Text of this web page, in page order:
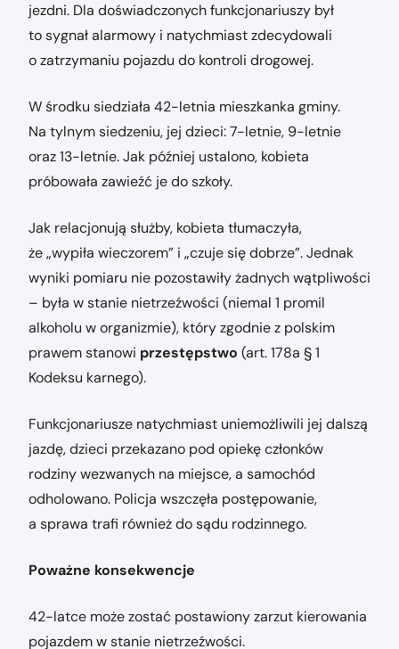
jezdni. Dla doświadczonych funkcjonariuszy był
to sygnał alarmowy i natychmiast zdecydowali
o zatrzymaniu pojazdu do kontroli drogowej.
W środku siedziała 42-letnia mieszkanka gminy.
Na tylnym siedzeniu, jej dzieci: 7-letnie, 9-letnie
oraz 13-letnie. Jak później ustalono, kobieta
próbowała zawieźć je do szkoły.
Jak relacjonują służby, kobieta tłumaczyła,
że „wypiła wieczorem” i „czuje się dobrze”. Jednak
wyniki pomiaru nie pozostawiły żadnych wątpliwości
– była w stanie nietrzeźwości (niemal 1 promil
alkoholu w organizmie), który zgodnie z polskim
prawem stanowi przestępstwo (art. 178a § 1
Kodeksu karnego).
Funkcjonariusze natychmiast uniemożliwili jej dalszą
jazdę, dzieci przekazano pod opiekę członków
rodziny wezwanych na miejsce, a samochód
odholowano. Policja wszczęła postępowanie,
a sprawa trafi również do sądu rodzinnego.
Poważne konsekwencje
42-latce może zostać postawiony zarzut kierowania
pojazdem w stanie nietrzeźwości.